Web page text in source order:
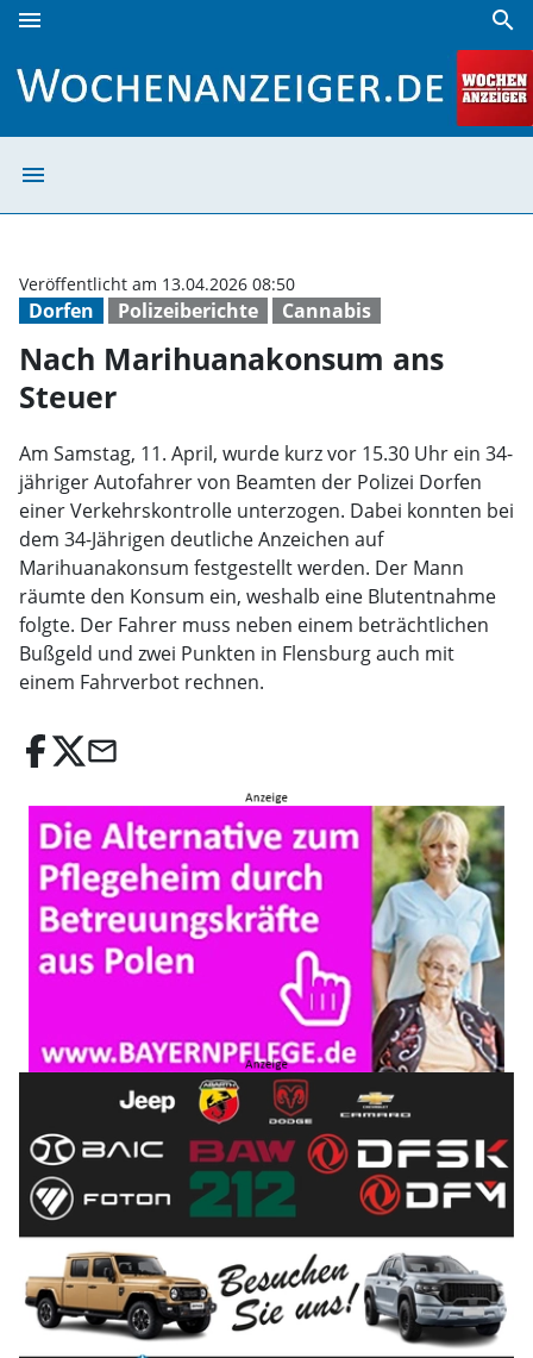
menu search
menu
Dorfen Polizeiberichte Cannabis
Veröffentlicht am 13.04.2026 08:50
Nach Marihuanakonsum ans
Steuer
Am Samstag, 11. April, wurde kurz vor 15.30 Uhr ein 34-
jähriger Autofahrer von Beamten der Polizei Dorfen
einer Verkehrskontrolle unterzogen. Dabei konnten bei
dem 34-Jährigen deutliche Anzeichen auf
Marihuanakonsum festgestellt werden. Der Mann
räumte den Konsum ein, weshalb eine Blutentnahme
folgte. Der Fahrer muss neben einem beträchtlichen
Bußgeld und zwei Punkten in Flensburg auch mit
einem Fahrverbot rechnen.
email